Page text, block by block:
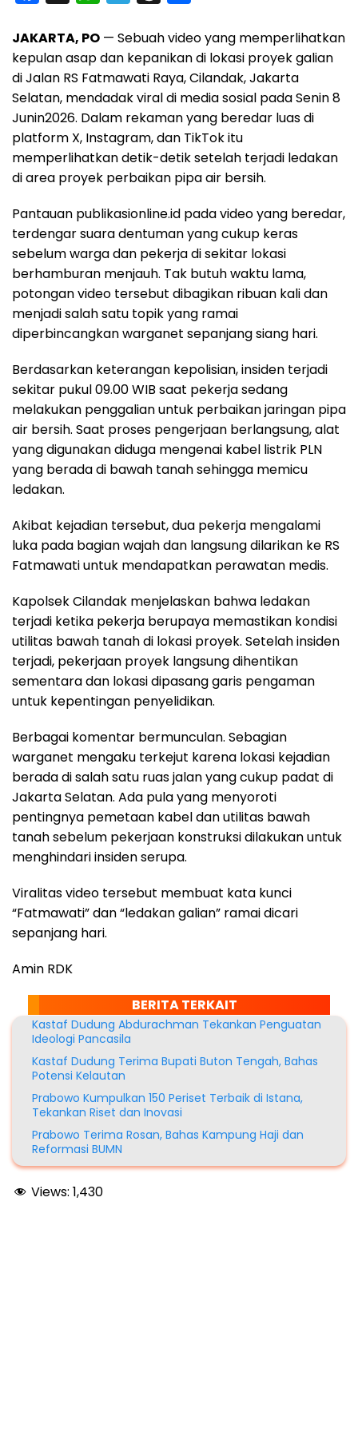
c
e
b
o
o
k
a
t
s
A
p
p
l
e
g
r
a
m
r
e
a
d
s
a
r
e
JAKARTA, PO — Sebuah video yang memperlihatkan
kepulan asap dan kepanikan di lokasi proyek galian
di Jalan RS Fatmawati Raya, Cilandak, Jakarta
Selatan, mendadak viral di media sosial pada Senin 8
Junin2026. Dalam rekaman yang beredar luas di
platform X, Instagram, dan TikTok itu
memperlihatkan detik-detik setelah terjadi ledakan
di area proyek perbaikan pipa air bersih.
Pantauan publikasionline.id pada video yang beredar,
terdengar suara dentuman yang cukup keras
sebelum warga dan pekerja di sekitar lokasi
berhamburan menjauh. Tak butuh waktu lama,
potongan video tersebut dibagikan ribuan kali dan
menjadi salah satu topik yang ramai
diperbincangkan warganet sepanjang siang hari.
Berdasarkan keterangan kepolisian, insiden terjadi
sekitar pukul 09.00 WIB saat pekerja sedang
melakukan penggalian untuk perbaikan jaringan pipa
air bersih. Saat proses pengerjaan berlangsung, alat
yang digunakan diduga mengenai kabel listrik PLN
yang berada di bawah tanah sehingga memicu
ledakan.
Akibat kejadian tersebut, dua pekerja mengalami
luka pada bagian wajah dan langsung dilarikan ke RS
Fatmawati untuk mendapatkan perawatan medis.
Kapolsek Cilandak menjelaskan bahwa ledakan
terjadi ketika pekerja berupaya memastikan kondisi
utilitas bawah tanah di lokasi proyek. Setelah insiden
terjadi, pekerjaan proyek langsung dihentikan
sementara dan lokasi dipasang garis pengaman
untuk kepentingan penyelidikan.
Berbagai komentar bermunculan. Sebagian
warganet mengaku terkejut karena lokasi kejadian
berada di salah satu ruas jalan yang cukup padat di
Jakarta Selatan. Ada pula yang menyoroti
pentingnya pemetaan kabel dan utilitas bawah
tanah sebelum pekerjaan konstruksi dilakukan untuk
menghindari insiden serupa.
Viralitas video tersebut membuat kata kunci
“Fatmawati” dan “ledakan galian” ramai dicari
sepanjang hari.
Amin RDK
BERITA TERKAIT
Kastaf Dudung Abdurachman Tekankan Penguatan
Ideologi Pancasila
Kastaf Dudung Terima Bupati Buton Tengah, Bahas
Potensi Kelautan
Prabowo Kumpulkan 150 Periset Terbaik di Istana,
Tekankan Riset dan Inovasi
Prabowo Terima Rosan, Bahas Kampung Haji dan
Reformasi BUMN
Views: 1,430